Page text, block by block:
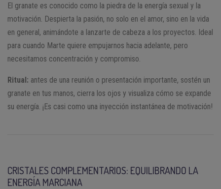
El granate es conocido como la piedra de la energía sexual y la
motivación. Despierta la pasión, no solo en el amor, sino en la vida
en general, animándote a lanzarte de cabeza a los proyectos. Ideal
para cuando Marte quiere empujarnos hacia adelante, pero
necesitamos concentración y compromiso.
Ritual: antes de una reunión o presentación importante, sostén un
granate en tus manos, cierra los ojos y visualiza cómo se expande
su energía. ¡Es casi como una inyección instantánea de motivación!
CRISTALES COMPLEMENTARIOS: EQUILIBRANDO LA
ENERGÍA MARCIANA